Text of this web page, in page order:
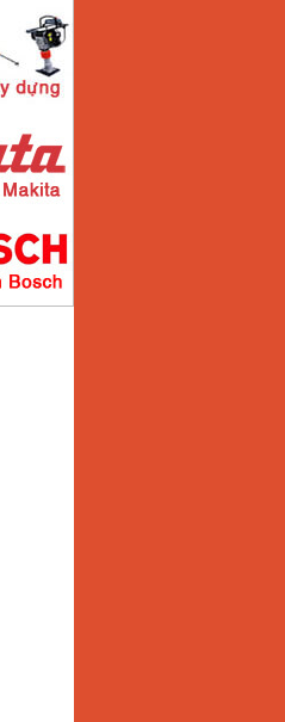
điện tử
200Z
VND
điện tử
VND
điện tử
máy